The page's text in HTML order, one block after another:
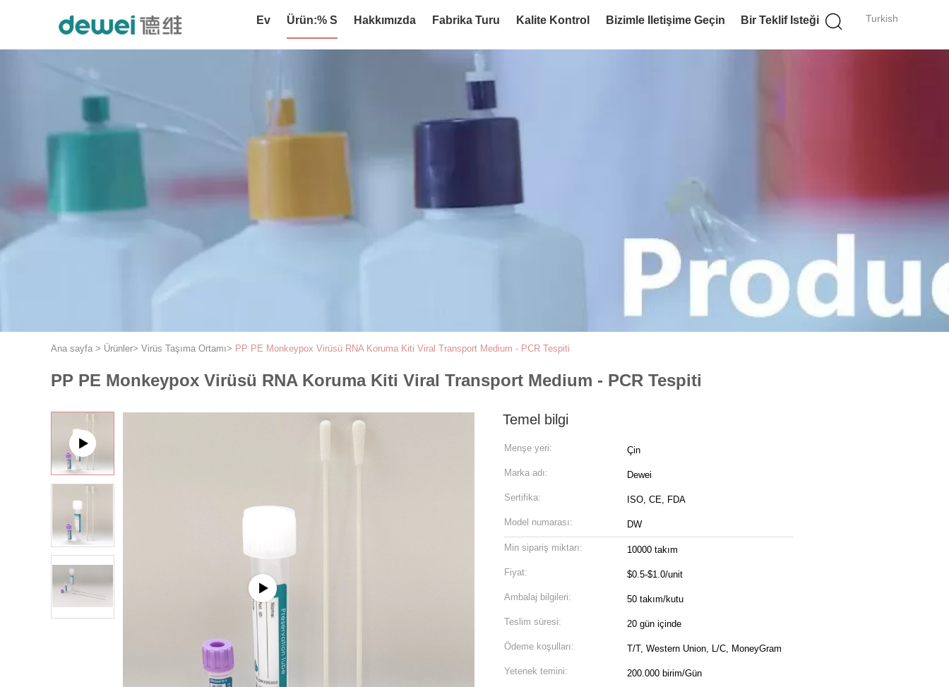
Turkish
Ev Ürün:% S Hakkımızda Fabrika Turu Kalite Kontrol Bizimle Iletişime Geçin Bir Teklif Isteği
Ana sayfa > Ürünler> Virüs Taşıma Ortamı> PP PE Monkeypox Virüsü RNA Koruma Kiti Viral Transport Medium - PCR Tespiti
PP PE Monkeypox Virüsü RNA Koruma Kiti Viral Transport Medium - PCR Tespiti
Temel bilgi
Menşe yeri: Çin
Marka adı: Dewei
Sertifika: ISO, CE, FDA
Model numarası: DW
Min sipariş miktarı: 10000 takım
Fiyat: $0.5-$1.0/unit
Ambalaj bilgileri: 50 takım/kutu
Teslim süresi: 20 gün içinde
Ödeme koşulları: T/T, Western Union, L/C, MoneyGram
Yetenek temini: 200.000 birim/Gün